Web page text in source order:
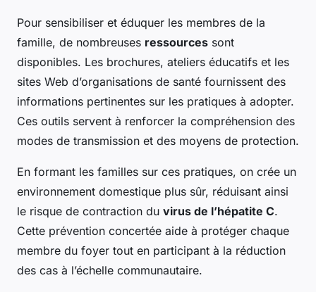
Pour sensibiliser et éduquer les membres de la
famille, de nombreuses ressources sont
disponibles. Les brochures, ateliers éducatifs et les
sites Web d’organisations de santé fournissent des
informations pertinentes sur les pratiques à adopter.
Ces outils servent à renforcer la compréhension des
modes de transmission et des moyens de protection.
En formant les familles sur ces pratiques, on crée un
environnement domestique plus sûr, réduisant ainsi
le risque de contraction du virus de l’hépatite C.
Cette prévention concertée aide à protéger chaque
membre du foyer tout en participant à la réduction
des cas à l’échelle communautaire.